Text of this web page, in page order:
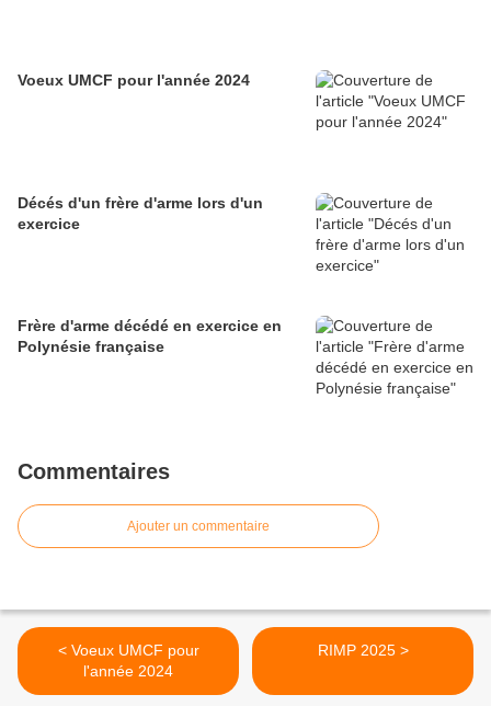
Voeux UMCF pour l'année 2024
Décés d'un frère d'arme lors d'un
exercice
Frère d'arme décédé en exercice en
Polynésie française
Commentaires
Ajouter un commentaire
< Voeux UMCF pour
l'année 2024
RIMP 2025 >